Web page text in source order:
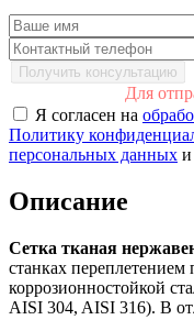
Получить консультацию
Для
Я согласен на
Политику
персональных данных и
Описание
Сетка тканая
станках
коррозионностойкой
AISI 304, AISI 316). В